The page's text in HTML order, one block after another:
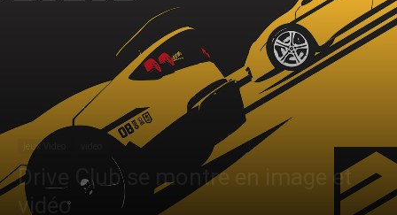
Jeux Video
Drive Club se montre en image et
vidéo